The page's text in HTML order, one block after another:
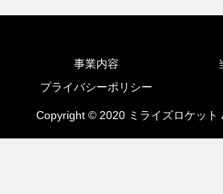
事業内容
プライバシーポリシー
Copyright © 2020 ミライズロケット